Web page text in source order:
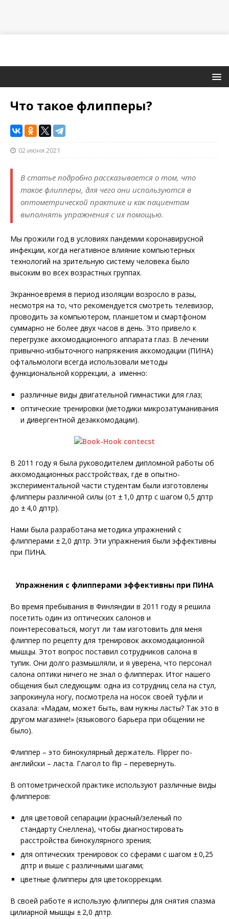
Что такое флипперы?
02 июня 2021
В статье подробно рассказывается о том, что
такое флипперы, для чего они используются в
оптометрической практике и как пациентам
выполнять упражнения с их помощью.
Мы прожили год в условиях пандемии коронавирусной
инфекции, когда негативное влияние компьютерных
технологий на зрительную систему человека было
высоким во всех возрастных группах.
Экранное время в период изоляции возросло в разы,
несмотря на то, что рекомендуется смотреть телевизор,
проводить за компьютером, планшетом и смартфоном
суммарно не более двух часов в день. Это привело к
перегрузке аккомодационного аппарата глаз. В лечении
привычно-избыточного напряжения аккомодации (ПИНА)
офтальмологи всегда использовали методы
функциональной коррекции, а именно:
различные виды двигательной гимнастики для глаз;
оптические тренировки (методики микрозатуманивания
и дивергентной дезаккомодации).
В 2011 году я была руководителем дипломной работы об
аккомодационных расстройствах, где в опытно-
экспериментальной части студентам были изготовлены
флипперы различной силы (от ± 1,0 дптр с шагом 0,5 дптр
до ± 4,0 дптр).
Нами была разработана методика упражнений с
флипперами ± 2,0 дптр. Эти упражнения были эффективны
при ПИНА.
Упражнения с флипперами эффективны при ПИНА
Во время пребывания в Финляндии в 2011 году я решила
посетить один из оптических салонов и
поинтересоваться, могут ли там изготовить для меня
флиппер по рецепту для тренировок аккомодационной
мышцы. Этот вопрос поставил сотрудников салона в
тупик. Они долго размышляли, и я уверена, что персонал
салона оптики ничего не знал о флипперах. Итог нашего
общения был следующим: одна из сотрудниц села на стул,
запрокинула ногу, посмотрела на носок своей туфли и
сказала: «Мадам, может быть, вам нужны ласты? Так это в
другом магазине!» (языкового барьера при общении не
было).
Флиппер – это бинокулярный держатель. Flipper по-
английски – ласта. Глагол to flip – перевернуть.
В оптометрической практике используют различные виды
флипперов:
для цветовой сепарации (красный/зеленый по
стандарту Снеллена), чтобы диагностировать
расстройства бинокулярного зрения;
для оптических тренировок со сферами с шагом ± 0,25
дптр и выше с различными шагами;
цветные флипперы для цветокоррекции.
В своей работе я использую флипперы для снятия спазма
цилиарной мышцы ± 2,0 дптр.